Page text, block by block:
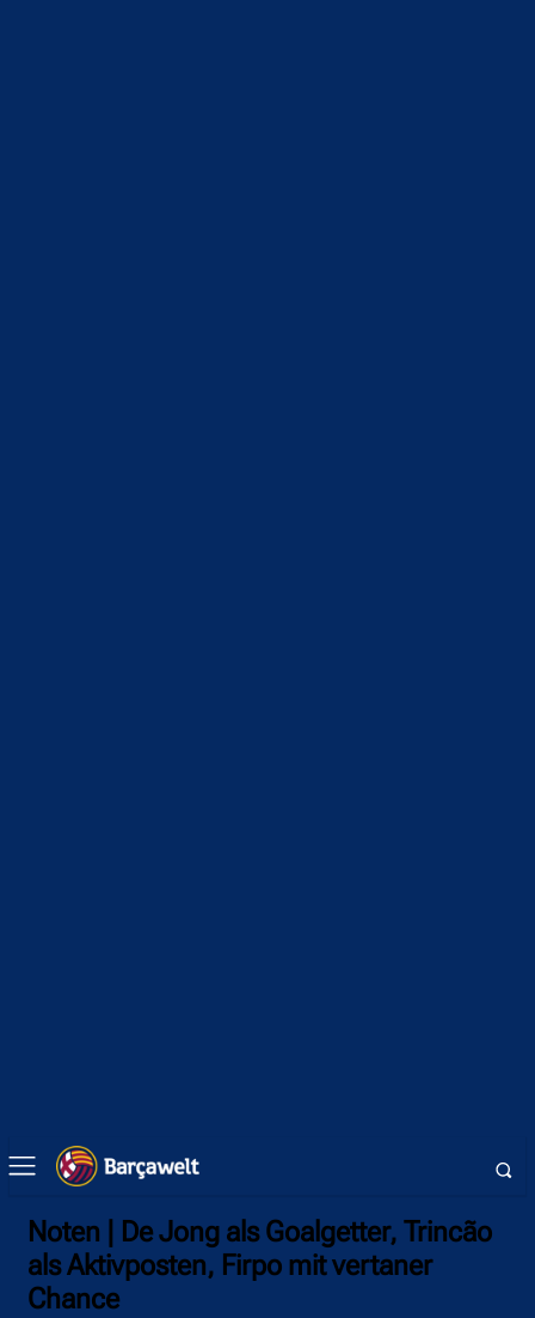
Noten | De Jong als Goalgetter, Trincão
als Aktivposten, Firpo mit vertaner
Chance